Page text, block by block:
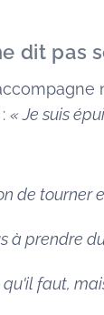
dit pas
« Je suis
de tourner
à prendre
faut,